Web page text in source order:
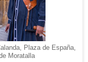
Plaza de España,
Moratalla